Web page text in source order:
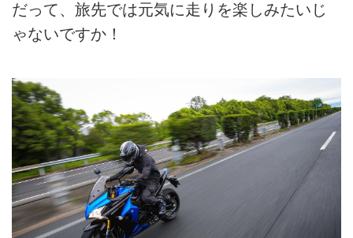
だって、旅先では元気に走りを楽しみたいじ
ゃないですか！